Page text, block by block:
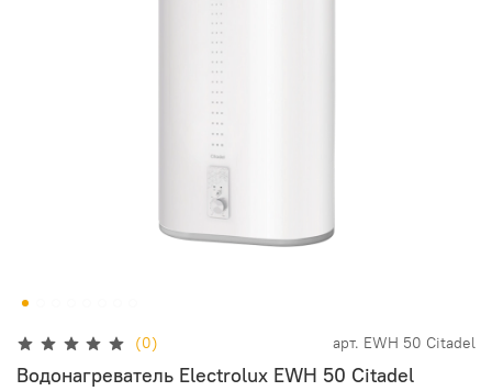
(0) арт. EWH 50 Citadel
Водонагреватель Electrolux EWH 50 Citadel